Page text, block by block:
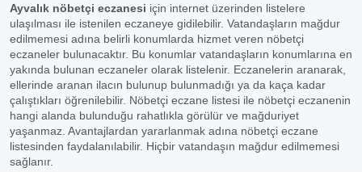
Ayvalık nöbetçi eczanesi için internet üzerinden listelere
ulaşılması ile istenilen eczaneye gidilebilir. Vatandaşların mağdur
edilmemesi adına belirli konumlarda hizmet veren nöbetçi
eczaneler bulunacaktır. Bu konumlar vatandaşların konumlarına en
yakında bulunan eczaneler olarak listelenir. Eczanelerin aranarak,
ellerinde aranan ilacın bulunup bulunmadığı ya da kaça kadar
çalıştıkları öğrenilebilir. Nöbetçi eczane listesi ile nöbetçi eczanenin
hangi alanda bulunduğu rahatlıkla görülür ve mağduriyet
yaşanmaz. Avantajlardan yararlanmak adına nöbetçi eczane
listesinden faydalanılabilir. Hiçbir vatandaşın mağdur edilmemesi
sağlanır.